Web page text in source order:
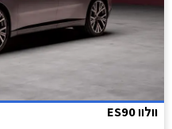
וולוו ES90